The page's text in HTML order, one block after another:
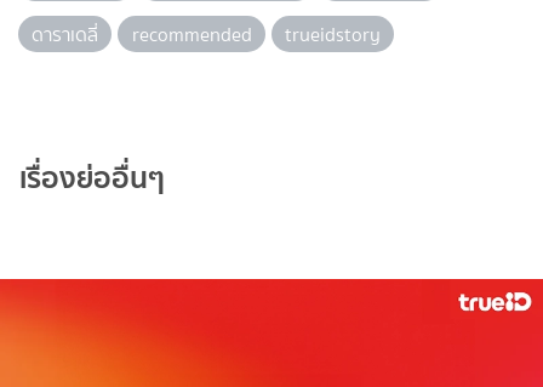
ดาราเดลี่
recommended trueidstory
เรื่องย่ออื่นๆ